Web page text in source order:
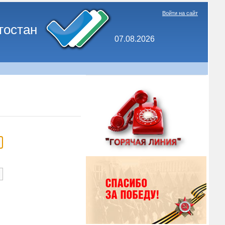
07.08.2026
Войти на сайт